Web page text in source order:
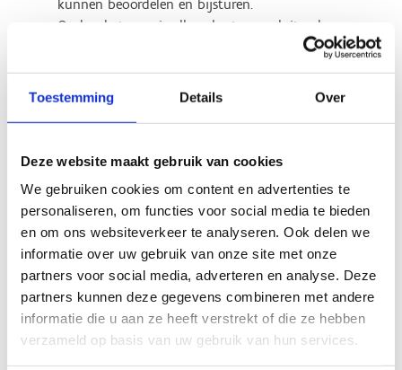
Toestemming Details Over
Deze website maakt gebruik van cookies
We gebruiken cookies om content en advertenties te
personaliseren, om functies voor social media te bieden
en om ons websiteverkeer te analyseren. Ook delen we
informatie over uw gebruik van onze site met onze
partners voor social media, adverteren en analyse. Deze
partners kunnen deze gegevens combineren met andere
informatie die u aan ze heeft verstrekt of die ze hebben
verzameld op basis van uw gebruik van hun services.
kunnen beoordelen en bijsturen.
Onder de toque is alleen korte, aansluitende
Een bodyprotector (veiligheidsvest) wordt
aangeraden, maar is niet verplicht.
Welzijn van onze paarden:
Onze paarden verdienen de beste zorg. Daarom houden we
rekening met hun welzijn door een maximaal
draaggewicht per paard te hanteren. Het aantal
beschikbare zadelmaten is beperkt, wat invloed kan
hebben op de mogelijkheden. Heb je vragen over wat dit
voor jou betekent?Neem persoonlijk contact met ons
op
.